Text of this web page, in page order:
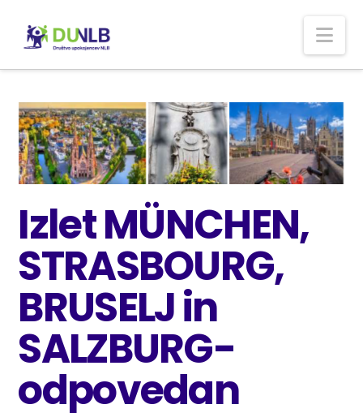
Izlet MÜNCHEN,
STRASBOURG,
BRUSELJ in
SALZBURG-
odpovedan